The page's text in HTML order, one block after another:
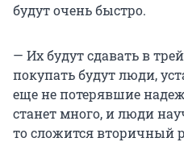
будут очень быстро.
— Их будут сдавать в
покупать будут люди,
еще не потерявшие
станет много, и люди
то сложится